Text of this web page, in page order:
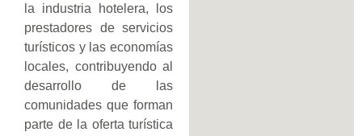
la industria hotelera, los
prestadores de servicios
turísticos y las economías
locales, contribuyendo al
desarrollo de las
comunidades que forman
parte de la oferta turística